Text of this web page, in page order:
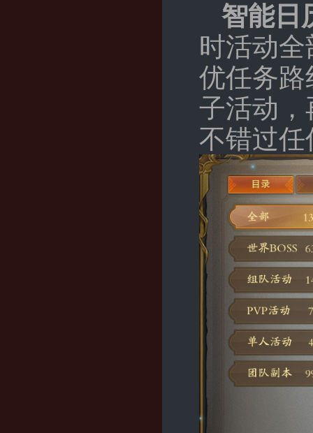
智能日
时活动
优任务路
子活动，
不错过